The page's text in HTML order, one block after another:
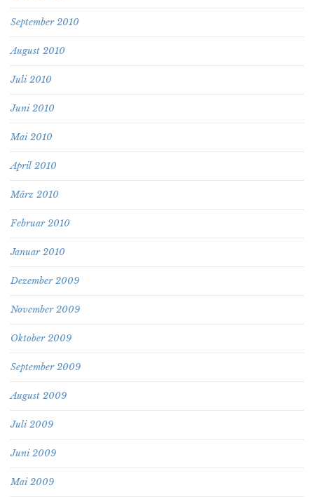
September 2010
August 2010
Juli 2010
Juni 2010
Mai 2010
April 2010
März 2010
Februar 2010
Januar 2010
Dezember 2009
November 2009
Oktober 2009
September 2009
August 2009
Juli 2009
Juni 2009
Mai 2009